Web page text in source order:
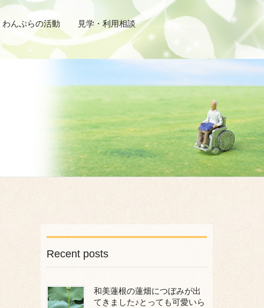
わんぷらの活動 見学・利用相談
Recent posts
和美蓮根の蓮畑につぼみが出
てきました♪とっても可愛いら